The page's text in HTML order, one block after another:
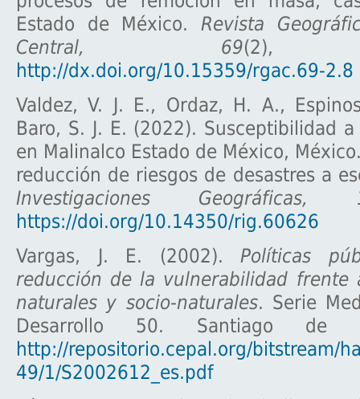
Estado de México. Revista
Central, 69(2),
http://dx.doi.org/10.15359/rgac.69-2.8
Valdez, V. J. E., Ordaz, H. A.,
Baro, S. J. E. (2022). Susceptibilidad
en Malinalco Estado de México,
reducción de riesgos de desastres a
Investigaciones Geográficas,
https://doi.org/10.14350/rig.60626
Vargas, J. E. (2002).Políticas
reducción de la vulnerabilidad frente
naturales y socio-naturales. Serie
Desarrollo 50. Santiago de
http://repositorio.cepal.org/bitstream/
49/1/S2002612_es.pdf